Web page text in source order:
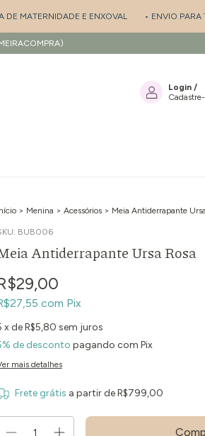
E ENXOVAL • ENVIO PARA
Login /
> Menina > Acessórios > Meia Antiderrapante
BUB006
Antiderrapante Ursa Rosa
com Pix
x deR$5,80 sem juros
de desconto pagando com Pix
mais detalhes
Frete grátis a partir deR$799,00